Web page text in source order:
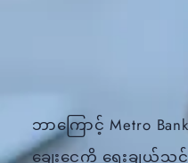
ဘာကြောင့် Metro
ချေးငွေကို ရွေးချယ်